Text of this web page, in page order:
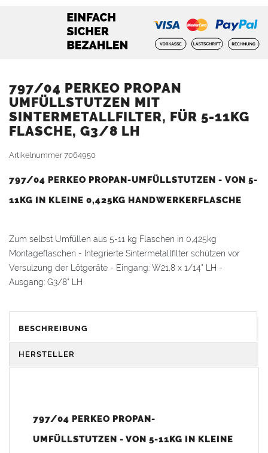
797/04 PERKEO PROPAN
UMFÜLLSTUTZEN MIT
SINTERMETALLFILTER, FÜR 5-11KG
FLASCHE, G3/8 LH
Artikelnummer7064950
797/04 PERKEO PROPAN-UMFÜLLSTUTZEN - VON 5-
11KG IN KLEINE 0,425KG HANDWERKERFLASCHE
Zum selbst Umfüllen aus 5-11 kg Flaschen in 0,425kg
Montageflaschen - Integrierte Sintermetallfilter schützen vor
Versulzung der Lötgeräte - Eingang: W21,8 x 1/14" LH -
Ausgang: G3/8" LH
Gewicht: 0,17 kg
BESCHREIBUNG
HERSTELLER
797/04 PERKEO PROPAN-
UMFÜLLSTUTZEN - VON 5-11KG IN KLEINE